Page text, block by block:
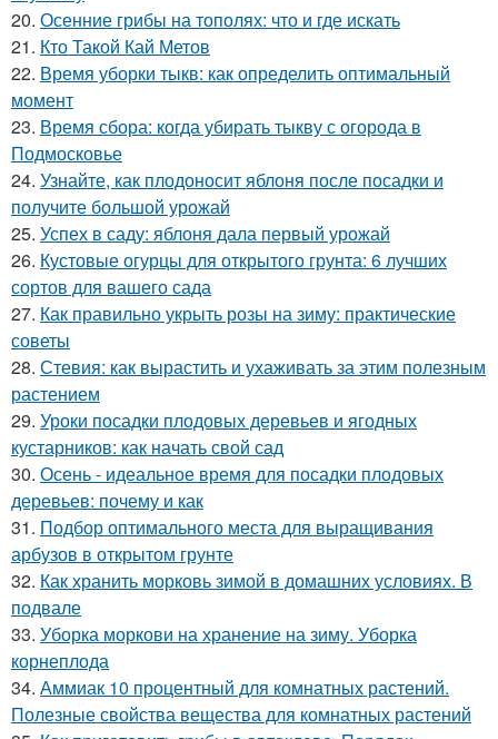
20. Осенние грибы на тополях: что и где искать
21. Кто Такой Кай Метов
22. Время уборки тыкв: как определить оптимальный
момент
23. Время сбора: когда убирать тыкву с огорода в
Подмосковье
24. Узнайте, как плодоносит яблоня после посадки и
получите большой урожай
25. Успех в саду: яблоня дала первый урожай
26. Кустовые огурцы для открытого грунта: 6 лучших
сортов для вашего сада
27. Как правильно укрыть розы на зиму: практические
советы
28. Стевия: как вырастить и ухаживать за этим полезным
растением
29. Уроки посадки плодовых деревьев и ягодных
кустарников: как начать свой сад
30. Осень - идеальное время для посадки плодовых
деревьев: почему и как
31. Подбор оптимального места для выращивания
арбузов в открытом грунте
32. Как хранить морковь зимой в домашних условиях. В
подвале
33. Уборка моркови на хранение на зиму. Уборка
корнеплода
34. Аммиак 10 процентный для комнатных растений.
Полезные свойства вещества для комнатных растений